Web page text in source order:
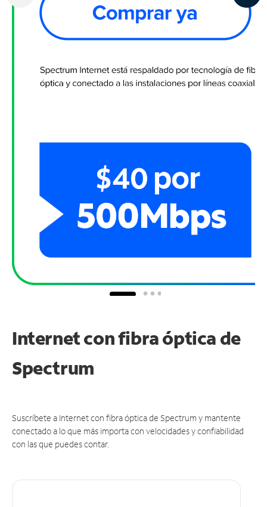
Internet con fibra óptica de
Spectrum
Suscríbete a Internet con fibra óptica de Spectrum y mantente
conectado a lo que más importa con velocidades y confiabilidad
con las que puedes contar.